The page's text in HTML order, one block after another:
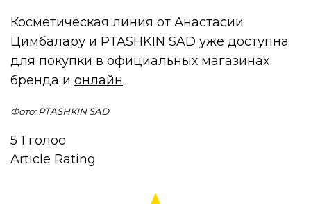
Косметическая линия от Анастасии
Цимбалару и PTASHKIN SAD уже доступна
для покупки в официальных магазинах
бренда ионлайн.
Фото: PTASHKIN SAD
5 1 голос
Article Rating